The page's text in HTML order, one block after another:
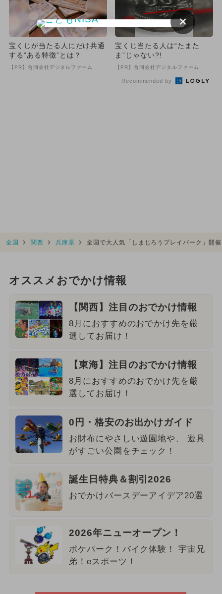
宝くじが当たる人にだけ共通
する“ある特徴”とは？
【PR】合同会社デジタルファーム
宝くじ当たる人は“たまた
ま”じゃない?!
【PR】合同会社デジタルファーム
Recommended by
全国 関西 兵庫県 全国で大人気「しまじろうプレイパーク」開
オススメおでかけ情報
【関西】注目のおでかけ情報
8月におすすめのおでかけ先を厳
選してお届け！
【東海】注目のおでかけ情報
8月におすすめのおでかけ先を厳
選してお届け！
0円・格安のお出かけガイド
お財布にやさしい遊園地や、 遊具
がすごい公園をチェック！
誕生日特典＆割引2026
おでかけバースデーアイデア20選
2026年ニューオープン！
ポケパーク！バイク体験！ 宇宙兄
弟！eスポーツ！
×